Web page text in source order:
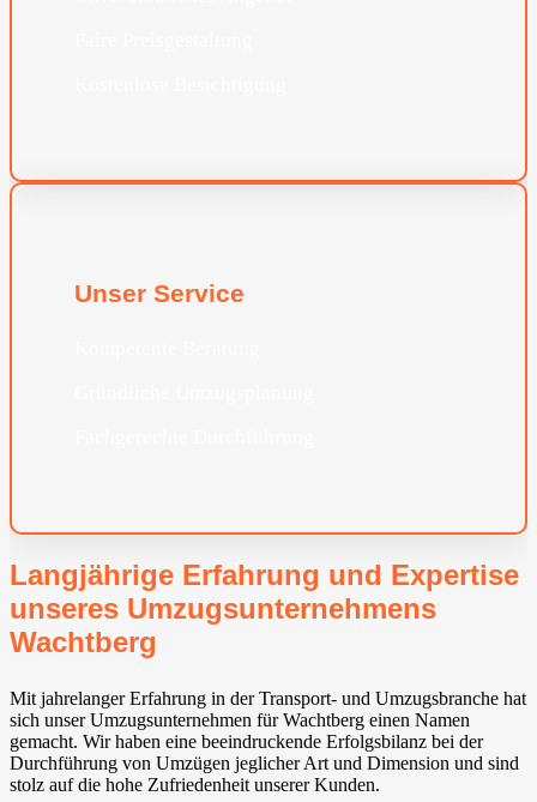
Unser Service
Langjährige Erfahrung und Expertise
unseres Umzugsunternehmens
Wachtberg⁠
Mit jahrelanger Erfahrung in der Transport- und Umzugsbranche hat
sich unser Umzugsunternehmen für Wachtberg⁠ einen Namen
gemacht. Wir haben eine beeindruckende Erfolgsbilanz bei der
Durchführung von Umzügen jeglicher Art und Dimension und sind
stolz auf die hohe Zufriedenheit unserer Kunden.